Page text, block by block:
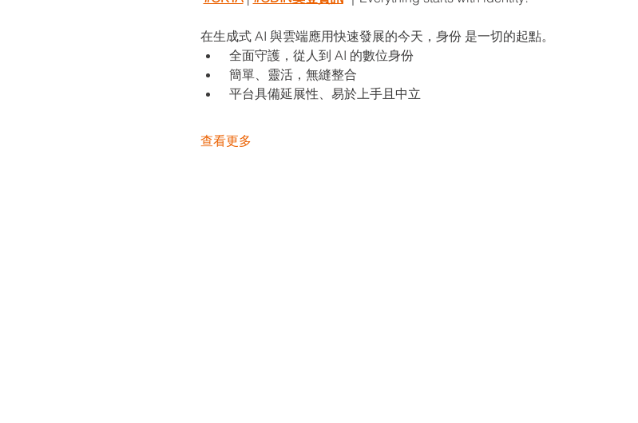
在生成式 AI 與雲端應用快速發展的今天，身份 是一切的起點。
全面守護，從人到 AI 的數位身份
簡單、靈活，無縫整合
平台具備延展性、易於上手且中立
查看更多